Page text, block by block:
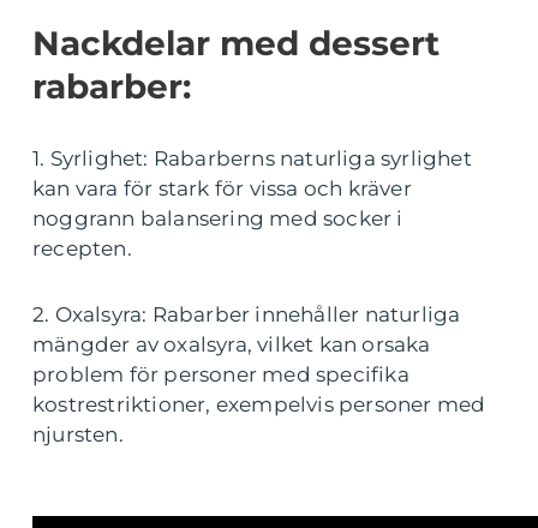
Nackdelar med dessert
rabarber:
1. Syrlighet: Rabarberns naturliga syrlighet
kan vara för stark för vissa och kräver
noggrann balansering med socker i
recepten.
2. Oxalsyra: Rabarber innehåller naturliga
mängder av oxalsyra, vilket kan orsaka
problem för personer med specifika
kostrestriktioner, exempelvis personer med
njursten.